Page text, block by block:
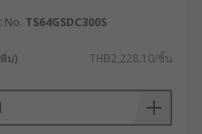
ให้เหมาะกับ
No. TS64GSDC300S
ม) THB2,228.10/ชิ้น